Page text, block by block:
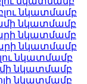
նկատմամբ
նկատմամբ
նկատմամբ
նկատմամբ
նկատմամբ
նկատմամբ
նկատմամբ